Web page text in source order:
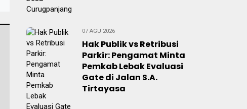
07 AGU 2026
Hak Publik vs Retribusi
Parkir: Pengamat Minta
Pemkab Lebak Evaluasi
Gate di Jalan S.A.
Tirtayasa